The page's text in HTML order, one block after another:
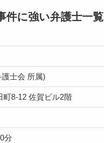
件に強い弁護士一覧
士会 所属)
町8-12 佐賀ビル2階
分